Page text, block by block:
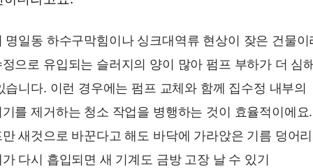
명일동 하수구막힘이나 싱크대역류 현상이 잦은 건물이
으로 유입되는 슬러지의 양이 많아 펌프 부하가 더 심
습니다. 이런 경우에는 펌프 교체와 함께 집수정 내부의
를 제거하는 청소 작업을 병행하는 것이 효율적이에요.
새것으로 바꾼다고 해도 바닥에 가라앉은 기름 덩어
다시 흡입되면 새 기계도 금방 고장 날 수 있기